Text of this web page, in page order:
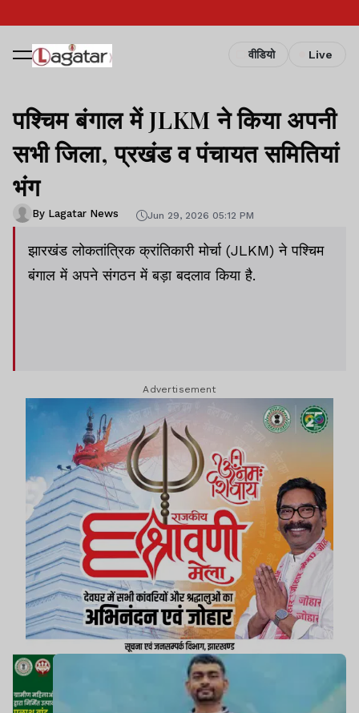
वीडियो Live
पश्चिम बंगाल में JLKM ने किया अपनी
सभी जिला, प्रखंड व पंचायत समितियां
भंग
By Lagatar News Jun 29, 2026 05:12 PM
झारखंड लोकतांत्रिक क्रांतिकारी मोर्चा (JLKM) ने पश्चिम
बंगाल में अपने संगठन में बड़ा बदलाव किया है.
Advertisement